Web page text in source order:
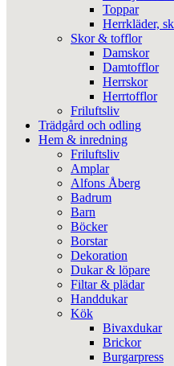
Toppar
Herrkläder,
Skor & tofflor
Damskor
Damtofflor
Herrskor
Herrtofflor
Friluftsliv
Trädgård och odling
Hem & inredning
Friluftsliv
Amplar
Alfons Åberg
Badrum
Barn
Böcker
Borstar
Dekoration
Dukar & löpare
Filtar & plädar
Handdukar
Kök
Bivaxdukar
Brickor
Burgarpress